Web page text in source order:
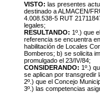
VISTO: las presentes
destinado a ALMACEN/
4.008.538-5 RUT
legales;
RESULTANDO: 1º.) que
referencia se encuentra
habilitación de Locales
Bomberos; b) se solicita
promulgado el 23/IV/84;
CONSIDERANDO: 1º.)
se aplican por transgredir
2º.) que el Concejo
3º.) las competencias